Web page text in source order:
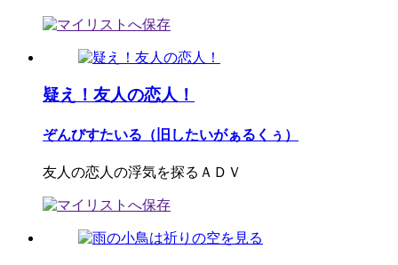
疑え！友人の恋人！
ぞんびすたいる（旧したいがぁるくぅ）
友人の恋人の浮気を探るＡＤＶ